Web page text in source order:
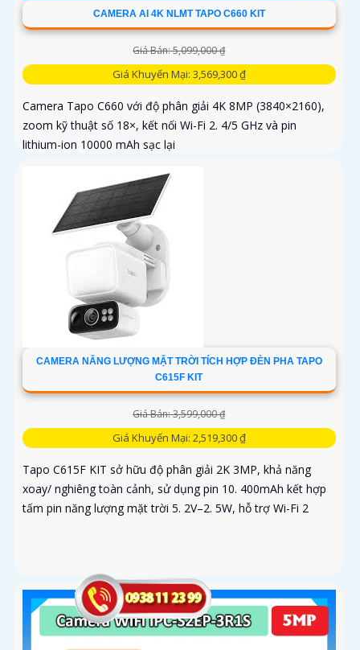
CAMERA AI 4K NLMT TAPO C660 KIT
Giá Bán: 5,099,000 ₫
Giá Khuyến Mại: 3,569,300 ₫
Camera Tapo C660 với độ phân giải 4K 8MP (3840×2160),
zoom kỹ thuật số 18×, kết nối Wi-Fi 2. 4/5 GHz và pin
lithium-ion 10000 mAh sạc lại
CAMERA NĂNG LƯỢNG MẶT TRỜI TÍCH HỢP ĐÈN PHA TAPO
C615F KIT
Giá Bán: 3,599,000 ₫
Giá Khuyến Mại: 2,519,300 ₫
Tapo C615F KIT sở hữu độ phân giải 2K 3MP, khả năng
xoay/ nghiêng toàn cảnh, sử dụng pin 10. 400mAh kết hợp
tấm pin năng lượng mặt trời 5. 2V–2. 5W, hỗ trợ Wi-Fi 2